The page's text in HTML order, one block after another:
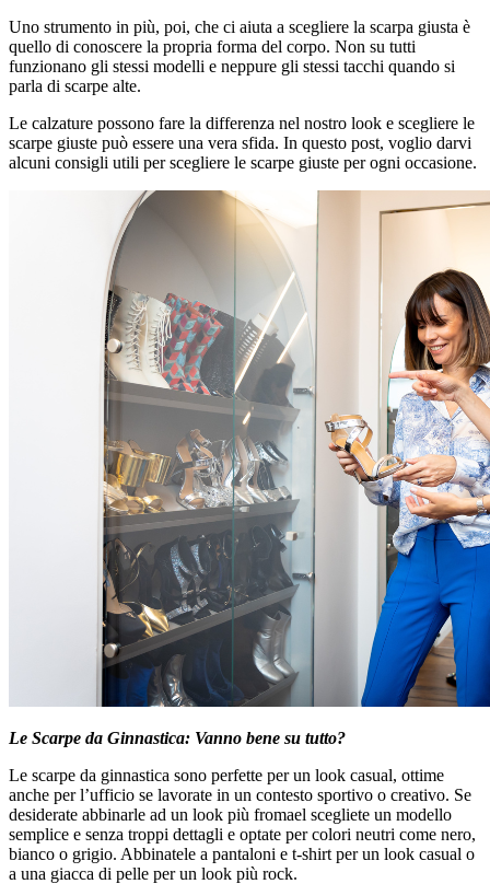
Uno strumento in più, poi, che ci aiuta a scegliere la scarpa giusta è
quello di conoscere la propria forma del corpo. Non su tutti
funzionano gli stessi modelli e neppure gli stessi tacchi quando si
parla di scarpe alte.
Le calzature possono fare la differenza nel nostro look e scegliere le
scarpe giuste può essere una vera sfida. In questo post, voglio darvi
alcuni consigli utili per scegliere le scarpe giuste per ogni occasione.
Le Scarpe da Ginnastica: Vanno bene su tutto?
Le scarpe da ginnastica sono perfette per un look casual, ottime
anche per l’ufficio se lavorate in un contesto sportivo o creativo. Se
desiderate abbinarle ad un look più fromael scegliete un modello
semplice e senza troppi dettagli e optate per colori neutri come nero,
bianco o grigio. Abbinatele a pantaloni e t-shirt per un look casual o
a una giacca di pelle per un look più rock.